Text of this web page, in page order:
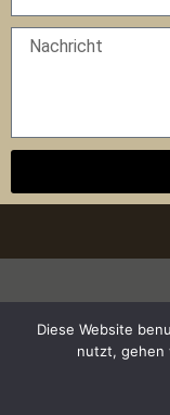
Diese Website
nutzt, gehen